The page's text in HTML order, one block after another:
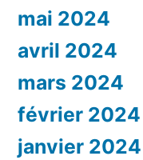
mai 2024
avril 2024
mars 2024
février 2024
janvier 2024